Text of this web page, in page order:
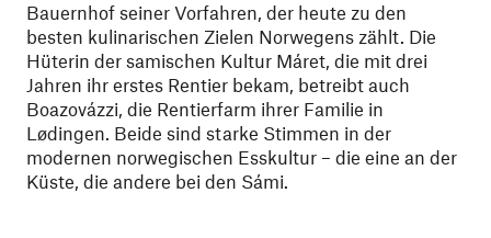
Bauernhof seiner Vorfahren, der heute zu den
besten kulinarischen Zielen Norwegens zählt. Die
Hüterin der samischen Kultur Máret, die mit drei
Jahren ihr erstes Rentier bekam, betreibt auch
Boazovázzi, die Rentierfarm ihrer Familie in
Lødingen. Beide sind starke Stimmen in der
modernen norwegischen Esskultur – die eine an der
Küste, die andere bei den Sámi.